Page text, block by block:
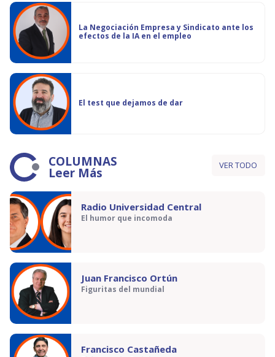
La Negociación Empresa y Sindicato ante los
efectos de la IA en el empleo
El test que dejamos de dar
COLUMNAS
Leer Más VER TODO
Radio Universidad Central
El humor que incomoda
Juan Francisco Ortún
Figuritas del mundial
Francisco Castañeda